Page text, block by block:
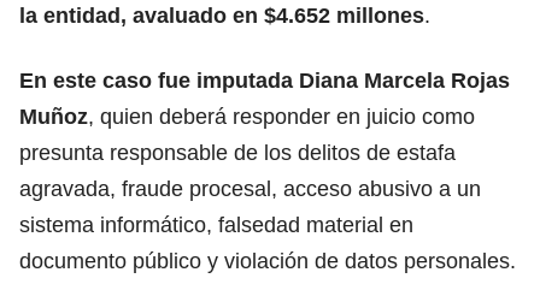
la entidad, avaluado en $4.652 millones.
En este caso fue imputada Diana Marcela Rojas
Muñoz, quien deberá responder en juicio como
presunta responsable de los delitos de estafa
agravada, fraude procesal, acceso abusivo a un
sistema informático, falsedad material en
documento público y violación de datos personales.